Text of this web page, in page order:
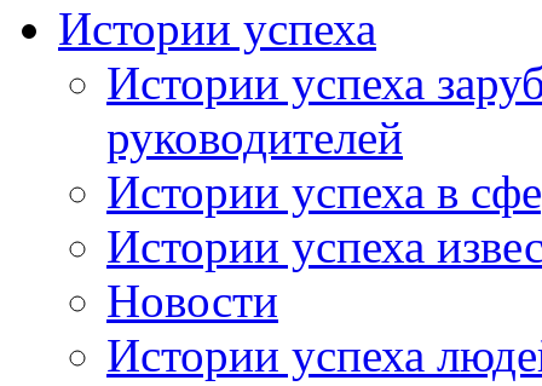
Истории успеха
Истории успеха
руководителей
Истории успеха в
Истории успеха
Новости
Истории успеха